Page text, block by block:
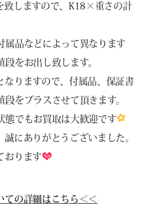
致しますので、K18×重さの計
属品などによって異なります
をお出し致します。
なりますので、付属品、保証書
をプラスさせて頂きます。
態でもお買取は大歓迎です
にありがとうございました。
おります
ての詳細はこちら＜＜